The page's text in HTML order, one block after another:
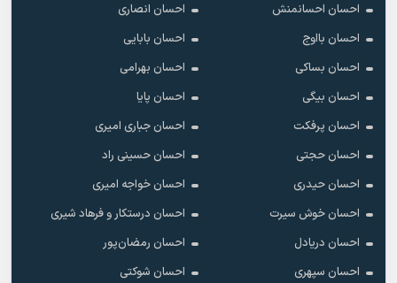
احسان احسانمنش
احسان انصاری
احسان بااوج
احسان بابایی
احسان بساکی
احسان بهرامی
احسان بیگی
احسان پایا
احسان پرفکت
احسان جباری امیری
احسان حجتی
احسان حسینی راد
احسان حیدری
احسان خواجه امیری
احسان خوش سیرت
احسان درستکار و فرهاد شیرى
احسان دریادل
احسان رمضان‌پور
احسان سپهری
احسان شوکتی